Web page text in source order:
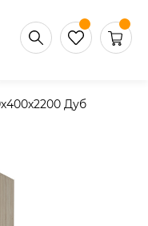
Дуб